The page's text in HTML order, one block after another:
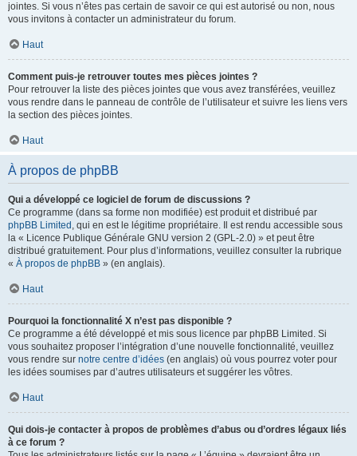
jointes. Si vous n’êtes pas certain de savoir ce qui est autorisé ou non, nous
vous invitons à contacter un administrateur du forum.
Haut
Comment puis-je retrouver toutes mes pièces jointes ?
Pour retrouver la liste des pièces jointes que vous avez transférées, veuillez
vous rendre dans le panneau de contrôle de l’utilisateur et suivre les liens vers
la section des pièces jointes.
Haut
À propos de phpBB
Qui a développé ce logiciel de forum de discussions ?
Ce programme (dans sa forme non modifiée) est produit et distribué par
phpBB Limited , qui en est le légitime propriétaire. Il est rendu accessible sous
la « Licence Publique Générale GNU version 2 (GPL-2.0) » et peut être
distribué gratuitement. Pour plus d’informations, veuillez consulter la rubrique
« À propos de phpBB » (en anglais).
Haut
Pourquoi la fonctionnalité X n’est pas disponible ?
Ce programme a été développé et mis sous licence par phpBB Limited. Si
vous souhaitez proposer l’intégration d’une nouvelle fonctionnalité, veuillez
vous rendre sur notre centre d’idées (en anglais) où vous pourrez voter pour
les idées soumises par d’autres utilisateurs et suggérer les vôtres.
Haut
Qui dois-je contacter à propos de problèmes d’abus ou d’ordres légaux liés
à ce forum ?